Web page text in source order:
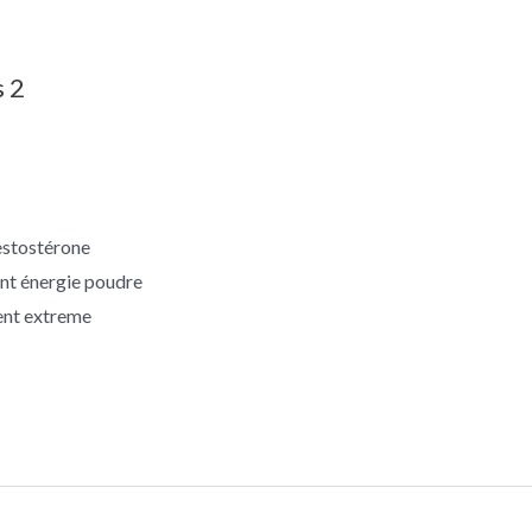
2
énergie poudre
extreme